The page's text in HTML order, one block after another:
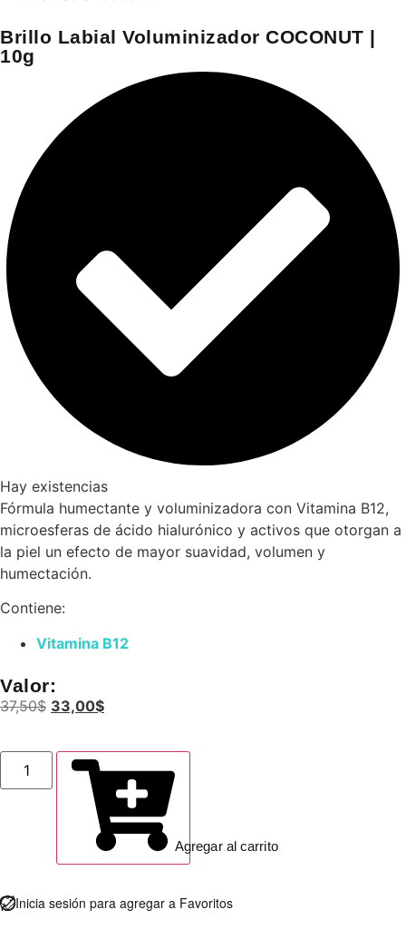
Brillo Labial Voluminizador COCONUT |
10g
Hay existencias
Fórmula humectante y voluminizadora con Vitamina B12,
microesferas de ácido hialurónico y activos que otorgan a
la piel un efecto de mayor suavidad, volumen y
humectación.
Contiene:
Vitamina B12
Valor:
37,50$ 33,00$
Agregar al carrito
Inicia sesión para agregar a Favoritos